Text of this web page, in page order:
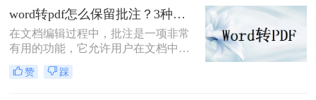
上word文档转pdf怎么转呢？本文将介
绍两种将Word文档转换为PDF的方
法。
word转pdf怎么保留批注？3种方法帮你轻松转换！
在文档编辑过程中，批注是一项非常
有用的功能，它允许用户在文档中直
接添加注释、提醒或反馈。然而，当
将Word文档转换为PDF格式时，很多
赞 踩